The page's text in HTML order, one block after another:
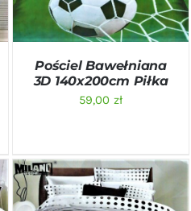
Pościel Bawełniana
3D 140x200cm Piłka
59,00 zł